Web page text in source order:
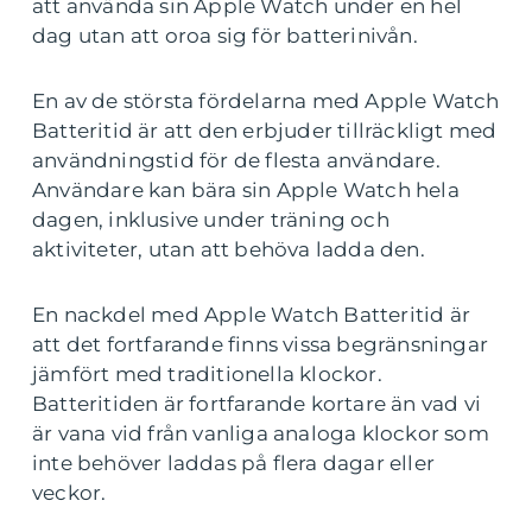
att använda sin Apple Watch under en hel
dag utan att oroa sig för batterinivån.
En av de största fördelarna med Apple Watch
Batteritid är att den erbjuder tillräckligt med
användningstid för de flesta användare.
Användare kan bära sin Apple Watch hela
dagen, inklusive under träning och
aktiviteter, utan att behöva ladda den.
En nackdel med Apple Watch Batteritid är
att det fortfarande finns vissa begränsningar
jämfört med traditionella klockor.
Batteritiden är fortfarande kortare än vad vi
är vana vid från vanliga analoga klockor som
inte behöver laddas på flera dagar eller
veckor.